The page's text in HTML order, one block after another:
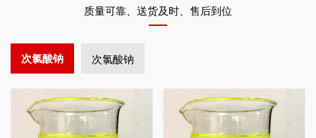
质量可靠、送货及时、售后到位
次氯酸钠 次氯酸钠